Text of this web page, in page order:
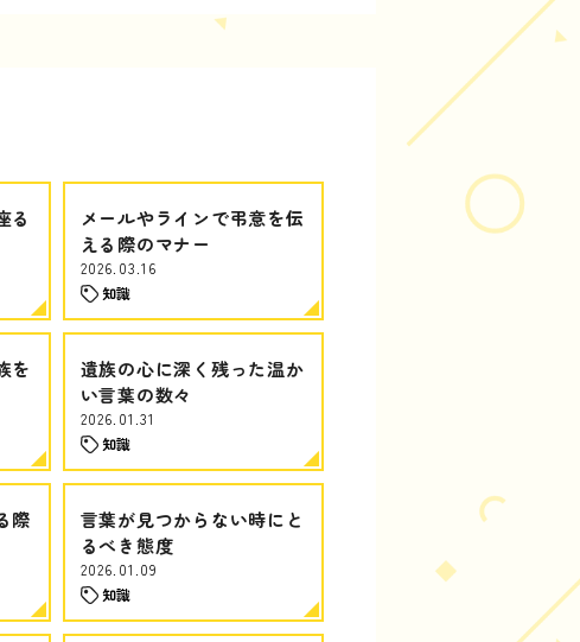
る
メールやラインで弔意を伝
える際のマナー
2026.03.16
知識
を
遺族の心に深く残った温か
い言葉の数々
2026.01.31
知識
際
言葉が見つからない時にと
るべき態度
2026.01.09
知識